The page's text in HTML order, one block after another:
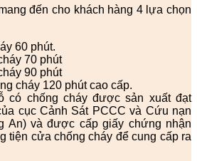
đến cho khách hàng 4 lựa chọn
60 phút.
70 phút
90 phút
cháy 120 phút cao cấp.
có chống cháy được sản xuất đạt
cục Cảnh Sát PCCC và Cứu nạn
An) và được cấp giấy chứng nhận
tiện cửa chống cháy để cung cấp ra